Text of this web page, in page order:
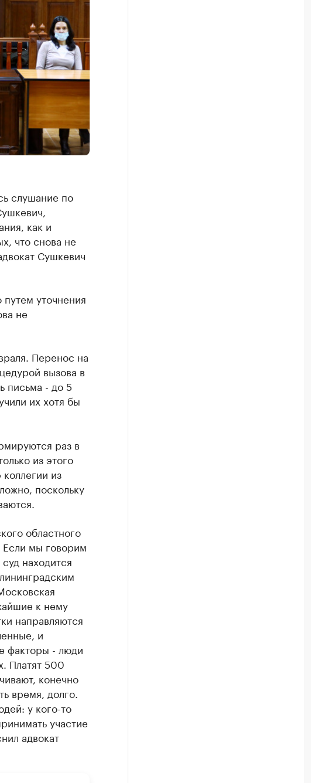
слушание по
как и
что снова не
Сушкевич
уточнения
не
Перенос на
вызова в
письма - до 5
их хотя бы
раз в
из этого
из
поскольку
областного
Если мы говорим
находится
к нему
направляются
и
факторы - люди
Платят 500
конечно
время, долго.
у кого-то
участие
адвокат